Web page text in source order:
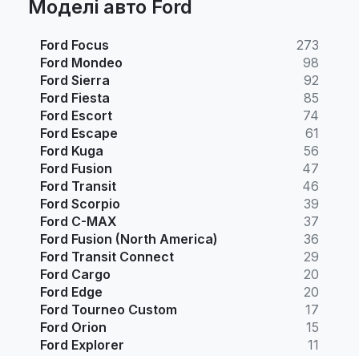
Моделі авто Ford
Ford Focus
273
Ford Mondeo
98
Ford Sierra
92
Ford Fiesta
85
Ford Escort
74
Ford Escape
61
Ford Kuga
56
Ford Fusion
47
Ford Transit
46
Ford Scorpio
39
Ford C-MAX
37
Ford Fusion (North America)
36
Ford Transit Connect
29
Ford Cargo
20
Ford Edge
20
Ford Tourneo Custom
17
Ford Orion
15
Ford Explorer
11